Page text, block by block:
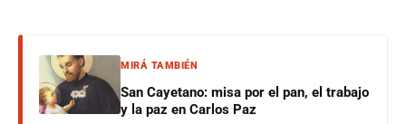
MIRÁ TAMBIÉN
San Cayetano: misa por el pan, el trabajo
y la paz en Carlos Paz